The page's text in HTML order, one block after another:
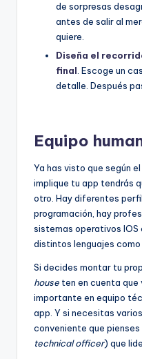
de sorpresas
antes de salir al
quiere.
Diseña el
final. Escoge un
detalle. Después
Equipo
Ya has visto que según
implique tu app tendrás
otro. Hay diferentes
programación, hay
sistemas operativos IOS
distintos lenguajes como
Si decides montar tu
house ten en cuenta que
importante en equipo
app. Y si necesitas
conveniente que
technical officer) que